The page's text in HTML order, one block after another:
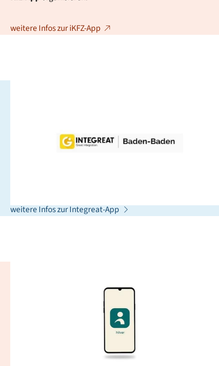
weitere Infos zur iKFZ-App
Integreat ist ein Leitfaden, der Sie in Ihrem Alltag
unterstützt. Sie finden dort wichtige Adressen,
weitere Infos zur Integreat-App
Mit der hilver-App unterstützt die Stadt Baden-Baden
ältere und unterstützungsbedürftige Menschen dabei,
unkompliziert Hilfe im Alltag zu erhalten. Auf dieser Seite
erfahren Sie, wie die Vermittlung ehrenamtlicher